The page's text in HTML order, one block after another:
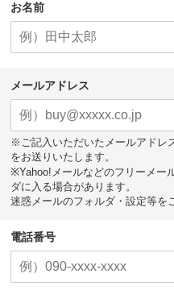
お名前
メールアドレス
※ご記入いただいたメールアドレ
をお送りいたします。
※Yahoo!メールなどのフリーメー
ダに入る場合があります。
迷惑メールのフォルダ・設定等を
電話番号